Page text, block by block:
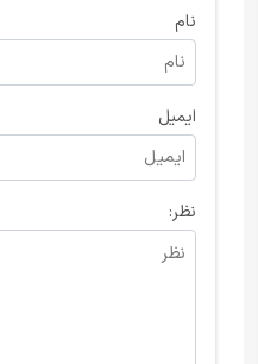
نام
ایمیل
نظر: